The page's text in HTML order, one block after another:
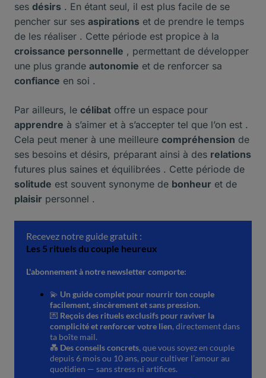
ses désirs . En étant seul, il est plus facile de se
pencher sur ses aspirations et de prendre le temps
de les réaliser . Cette période est propice à la
croissance personnelle , permettant de développer
une plus grande autonomie et de renforcer sa
confiance en soi .
Par ailleurs, le célibat offre un espace pour
apprendre à s’aimer et à s’accepter tel que l’on est .
Cela peut mener à une meilleure compréhension de
ses besoins et désirs, préparant ainsi à des relations
futures plus saines et équilibrées . Cette période de
solitude est souvent synonyme de bonheur et de
plaisir personnel .